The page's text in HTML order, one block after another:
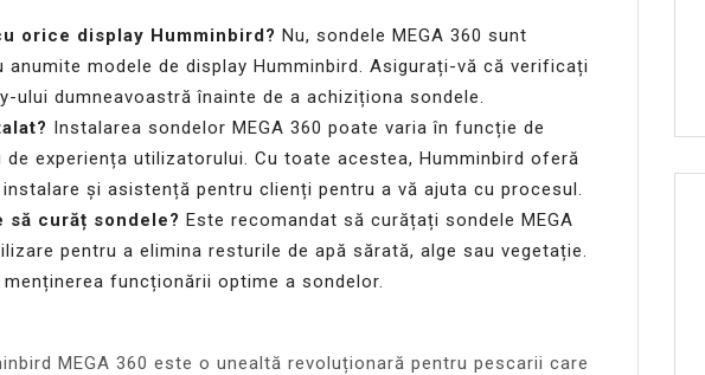
orice display Humminbird? Nu, sondele MEGA 360 sunt
anumite modele de display Humminbird. Asigurați-vă că verificați
ului dumneavoastră înainte de a achiziționa sondele.
Instalarea sondelor MEGA 360 poate varia în funcție de
de experiența utilizatorului. Cu toate acestea, Humminbird oferă
și asistență pentru clienți pentru a vă ajuta cu procesul.
să curăț sondele? Este recomandat să curățați sondele MEGA
pentru a elimina resturile de apă sărată, alge sau vegetație.
funcționării optime a sondelor.
MEGA 360 este o unealtă revoluționară pentru pescarii care